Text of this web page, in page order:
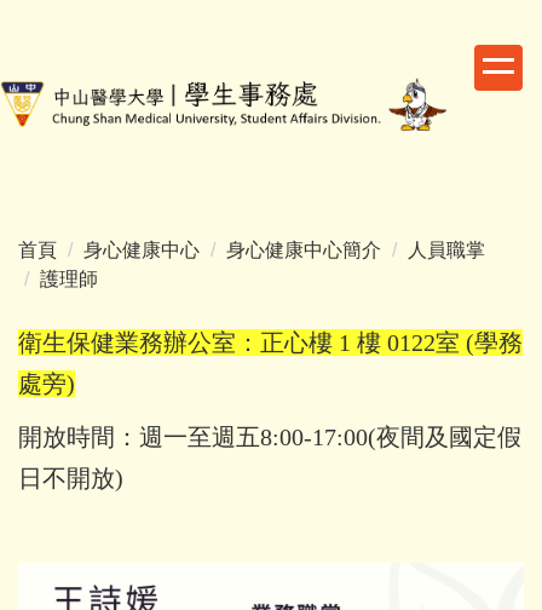
主
要
首頁 身心健康中心 身心健康中心簡介
人員職掌
護理師
衛生保健業務辦公室：正心樓 1 樓 0122室 (學務
處旁)
開放時間：週一至週五8:00-17:00(夜間及國定假
日不開放)